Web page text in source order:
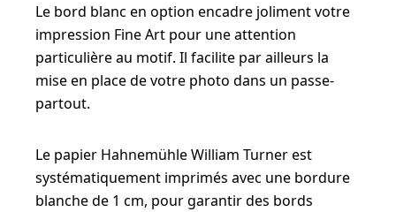
Le bord blanc en option encadre joliment votre
impression Fine Art pour une attention
particulière au motif. Il facilite par ailleurs la
mise en place de votre photo dans un passe-
partout.
Le papier Hahnemühle William Turner est
systématiquement imprimés avec une bordure
blanche de 1 cm, pour garantir des bords